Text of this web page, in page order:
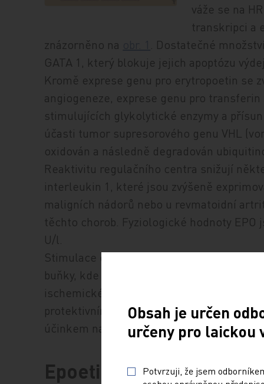
váže se na
transkripci a
znázorněno na
. Dostatečné
GATA 1, který blokuje jejich apoptózu
Kromě exprese genu pro erytropoetin se
angiogeneze, exprese genu pro
stimulujících glykolytické enzymy a
účasti tumor supresorového genu VHL
oxidován a následně degradován
Reaktivitu regulačního centra snižují
interleukin 1, které jsou zvýšeně
maligních nádorů nebo u revmatoidní
těchto chorob. Fyziologické hodnoty EPO
U/l.
Stimulace erytropoezy není jedinou
buňky, kde zvyšuje expresi nitric acid
ischemickém poškození, a je důležitým
protektivním faktorem diabetické
účinkem na regeneraci jeho
Epoetiny první generace
Obsah je určen
určeny pro laickou
Potvrzuji, že jsem